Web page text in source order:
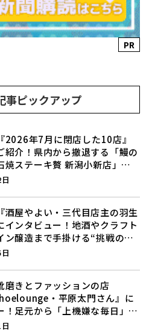
PR
事ピックアップ
2026年7月に閉店した10店』
紹介！県内から撤退する「鰻の
焼ステーキ贅 新潟小新店」が
酒屋やよい・三代目店主の羽生
インタビュー！地酒やクラフト
ン醸造まで手掛ける“挑戦の歴
磨きとファッションの店
・平原太門さん』に
！足元から「上機嫌な毎日」を
案とは？